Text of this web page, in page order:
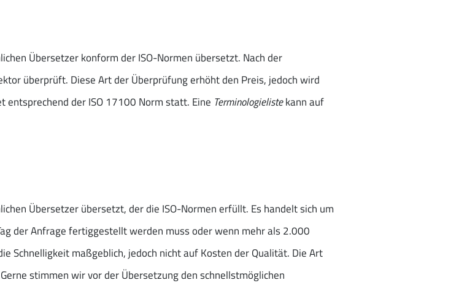
Übersetzer konform der ISO-Normen übersetzt. Nach der
überprüft. Diese Art der Überprüfung erhöht den Preis, jedoch wird
der ISO 17100 Norm statt. Eine Terminologielistekann auf
Übersetzer übersetzt, der die ISO-Normen erfüllt. Es handelt sich um
der Anfrage fertiggestellt werden muss oder wenn mehr als 2.000
Schnelligkeit maßgeblich, jedoch nicht auf Kosten der Qualität. Die Art
stimmen wir vor der Übersetzung den schnellstmöglichen